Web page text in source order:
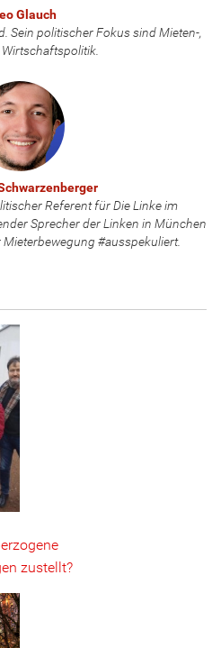
Glauch
Sein politischer Fokus sind Mieten-,
Referent für Die Linke im
Sprecher der Linken in München
#ausspekuliert.
zustellt?